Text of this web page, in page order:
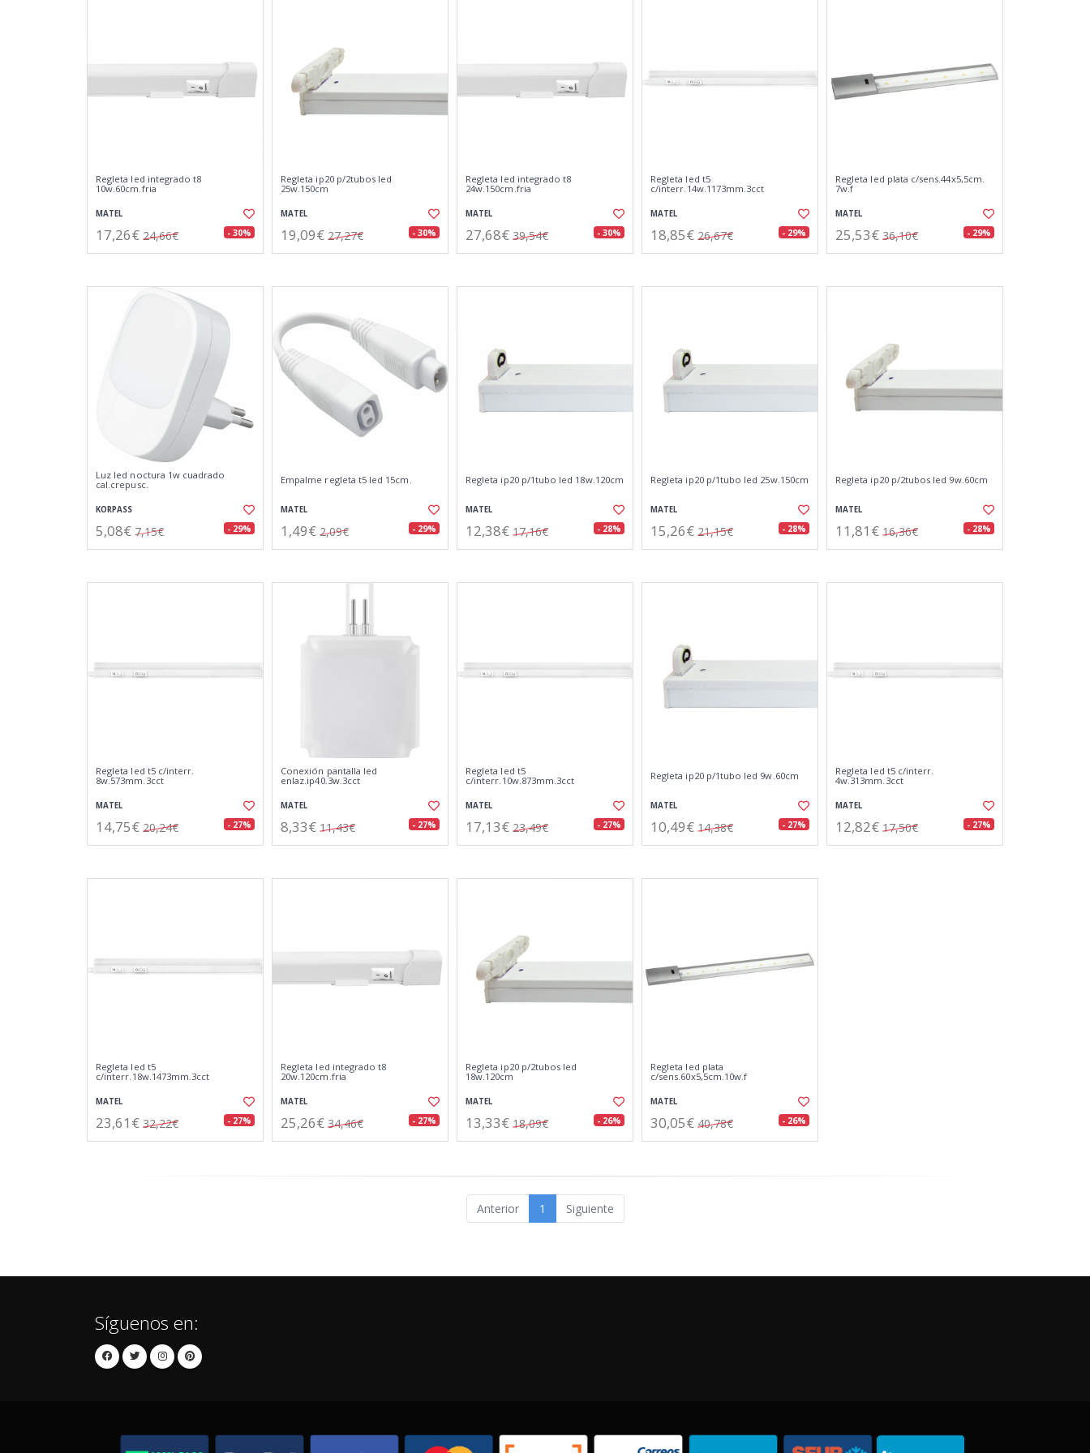
Regleta led integrado t8
10w.60cm.fria
MATEL
17,26€ 24,66€ - 30%
Regleta ip20 p/2tubos led
25w.150cm
MATEL
19,09€ 27,27€ - 30%
Regleta led integrado t8
24w.150cm.fria
MATEL
27,68€ 39,54€ - 30%
Regleta led t5
c/interr.14w.1173mm.3cct
MATEL
18,85€ 26,67€ - 29%
Regleta led plata c/sens.44x5,5cm.
7w.f
MATEL
25,53€ 36,10€ - 29%
Luz led noctura 1w cuadrado
cal.crepusc.
KORPASS
5,08€ 7,15€ - 29%
Empalme regleta t5 led 15cm.
MATEL
1,49€ 2,09€ - 29%
Regleta ip20 p/1tubo led 18w.120cm
MATEL
12,38€ 17,16€ - 28%
Regleta ip20 p/1tubo led 25w.150cm
MATEL
15,26€ 21,15€ - 28%
Regleta ip20 p/2tubos led 9w.60cm
MATEL
11,81€ 16,36€ - 28%
Regleta led t5 c/interr.
8w.573mm.3cct
MATEL
14,75€ 20,24€ - 27%
Conexión pantalla led
enlaz.ip40.3w.3cct
MATEL
8,33€ 11,43€ - 27%
Regleta led t5
c/interr.10w.873mm.3cct
MATEL
17,13€ 23,49€ - 27%
Regleta ip20 p/1tubo led 9w.60cm
MATEL
10,49€ 14,38€ - 27%
Regleta led t5 c/interr.
4w.313mm.3cct
MATEL
12,82€ 17,50€ - 27%
Regleta led t5
c/interr.18w.1473mm.3cct
MATEL
23,61€ 32,22€ - 27%
Regleta led integrado t8
20w.120cm.fria
MATEL
25,26€ 34,46€ - 27%
Regleta ip20 p/2tubos led
18w.120cm
MATEL
13,33€ 18,09€ - 26%
Regleta led plata
c/sens.60x5,5cm.10w.f
MATEL
30,05€ 40,78€ - 26%
Anterior 1 Siguiente
Síguenos en: